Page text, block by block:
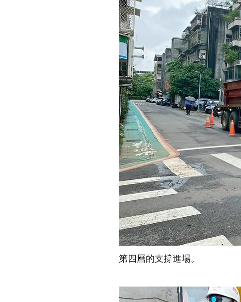
第四層的支撐進場。